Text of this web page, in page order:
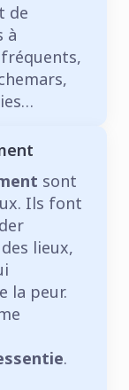
de
à
sont
Ils font
lieux,
la peur.
.